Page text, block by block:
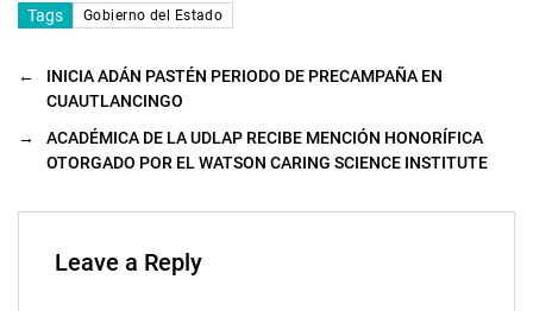
Tags Gobierno del Estado
←
INICIA ADÁN PASTÉN PERIODO DE PRECAMPAÑA EN
CUAUTLANCINGO
→
ACADÉMICA DE LA UDLAP RECIBE MENCIÓN HONORÍFICA
OTORGADO POR EL WATSON CARING SCIENCE INSTITUTE
Leave a Reply